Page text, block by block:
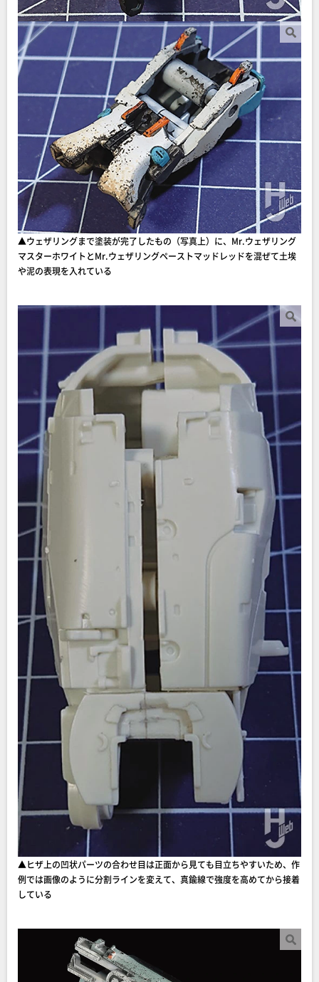
▲ウェザリングまで塗装が完了したもの（写真上）に、Mr.ウェザリング
マスターホワイトとMr.ウェザリングペーストマッドレッドを混ぜて土埃
や泥の表現を入れている
▲ヒザ上の凹状パーツの合わせ目は正面から見ても目立ちやすいため、作
例では画像のように分割ラインを変えて、真鍮線で強度を高めてから接着
している